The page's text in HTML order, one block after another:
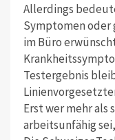
Allerdings
Symptomen
im Büro
Testergebnis
Erst wer mehr als
arbeitsunfähig